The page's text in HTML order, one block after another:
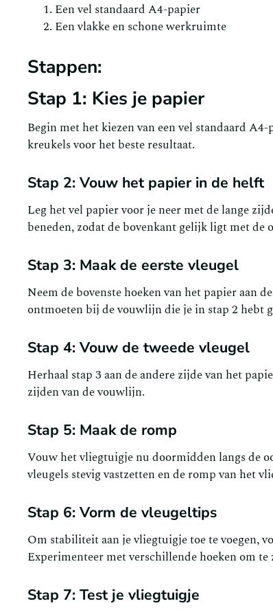
Een vel standaard A4-papier
Een vlakke en schone werkruimte
Stappen:
Stap 1: Kies je papier
Begin met het kiezen van een vel standaard
kreukels voor het beste resultaat.
Stap 2: Vouw het papier in de helft
Leg het vel papier voor je neer met de lange
beneden, zodat de bovenkant gelijk ligt met de
Stap 3: Maak de eerste vleugel
Neem de bovenste hoeken van het papier aan
ontmoeten bij de vouwlijn die je in stap 2 hebt
Stap 4: Vouw de tweede vleugel
Herhaal stap 3 aan de andere zijde van het
zijden van de vouwlijn.
Stap 5: Maak de romp
Vouw het vliegtuigje nu doormidden langs de
vleugels stevig vastzetten en de romp van het
Stap 6: Vorm de vleugeltips
Om stabiliteit aan je vliegtuigje toe te voegen,
Experimenteer met verschillende hoeken om
Stap 7: Test je vliegtuigje